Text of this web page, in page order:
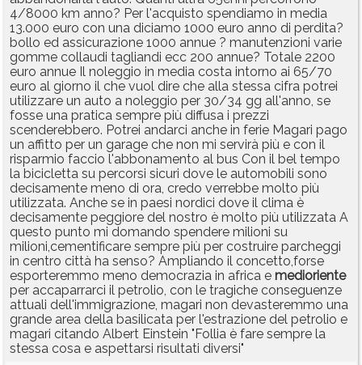
4/8000 km anno? Per l'acquisto spendiamo in media
13.000 euro con una diciamo 1000 euro anno di perdita?
bollo ed assicurazione 1000 annue ? manutenzioni varie
gomme collaudi tagliandi ecc 200 annue? Totale 2200
euro annue Il noleggio in media costa intorno ai 65/70
euro al giorno il che vuol dire che alla stessa cifra potrei
utilizzare un auto a noleggio per 30/34 gg all'anno, se
fosse una pratica sempre più diffusa i prezzi
scenderebbero. Potrei andarci anche in ferie Magari pago
un affitto per un garage che non mi servirà più e con il
risparmio faccio l'abbonamento al bus Con il bel tempo
la bicicletta su percorsi sicuri dove le automobili sono
decisamente meno di ora, credo verrebbe molto più
utilizzata. Anche se in paesi nordici dove il clima è
decisamente peggiore del nostro è molto più utilizzata A
questo punto mi domando spendere milioni su
milioni,cementificare sempre più per costruire parcheggi
in centro città ha senso? Ampliando il concetto,forse
esporteremmo meno democrazia in africa e medioriente
per accaparrarci il petrolio, con le tragiche conseguenze
attuali dell'immigrazione, magari non devasteremmo una
grande area della basilicata per l'estrazione del petrolio e
magari citando Albert Einstein "Follia è fare sempre la
stessa cosa e aspettarsi risultati diversi"